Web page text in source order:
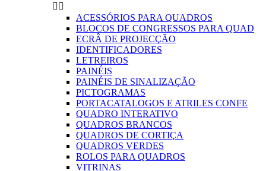
 
ACESSÓRIOS PARA QUADROS
BLOCOS DE CONGRESSOS PARA QUAD
ECRÂ DE PROJECÇÃO
IDENTIFICADORES
LETREIROS
PAINÉIS
PAINÉIS DE SINALIZAÇÃO
PICTOGRAMAS
PORTACATALOGOS E ATRILES CONFE
QUADRO INTERATIVO
QUADROS BRANCOS
QUADROS DE CORTIÇA
QUADROS VERDES
ROLOS PARA QUADROS
VITRINAS